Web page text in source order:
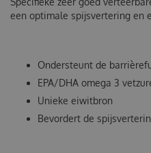
een optimale spijsvertering en
Ondersteunt de
EPA/DHA omega 3
Unieke eiwitbron
Bevordert de